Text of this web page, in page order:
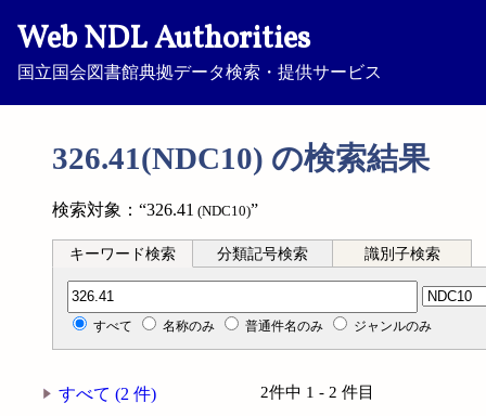
Web NDL Authorities
国立国会図書館典拠データ検索・提供サービス
326.41(NDC10) の検索結果
検索対象：“326.41 (NDC10)”
キーワード検索 分類記号検索 識別子検索
分類記号検索
すべて 名称のみ 普通件名のみ ジャンルのみ
すべて (2 件)
2件中 1 - 2 件目